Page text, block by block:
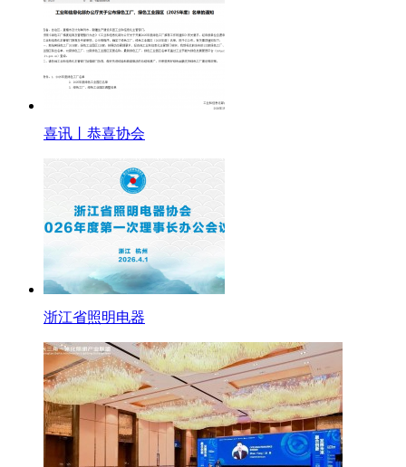
喜讯丨恭喜协会
浙江省照明电器